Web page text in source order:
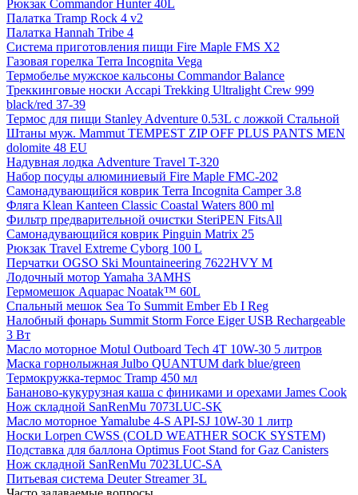
Рюкзак Commandor Hunter 40L
Палатка Tramp Rock 4 v2
Палатка Hannah Tribe 4
Система приготовления пищи Fire Maple FMS X2
Газовая горелка Terra Incognita Vega
Термобелье мужское кальсоны Commandor Balance
Треккинговые носки Accapi Trekking Ultralight Crew 999
black/red 37-39
Термос для пищи Stanley Adventure 0.53L с ложкой Стальной
Штаны муж. Mammut TEMPEST ZIP OFF PLUS PANTS MEN
dolomite 48 EU
Надувная лодка Adventure Travel T-320
Набор посуды алюминиевый Fire Maple FMC-202
Самонадувающийся коврик Terra Incognita Camper 3.8
Фляга Klean Kanteen Classic Coastal Waters 800 ml
Фильтр предварительной очистки SteriPEN FitsAll
Самонадувающийся коврик Pinguin Matrix 25
Рюкзак Travel Extreme Cyborg 100 L
Перчатки OGSO Ski Mountaineering 7622HVY M
Лодочный мотор Yamaha 3AMHS
Гермомешок Aquapac Noatak™ 60L
Спальный мешок Sea To Summit Ember Eb I Reg
Налобный фонарь Summit Storm Force Eiger USB Rechargeable
3 Вт
Масло моторное Motul Outboard Tech 4T 10W-30 5 литров
Маска горнолыжная Julbo QUANTUM dark blue/green
Термокружка-термос Tramp 450 мл
Бананово-кукурузная каша с финиками и орехами James Cook
Нож складной SanRenMu 7073LUC-SK
Масло моторное Yamalube 4-S API-SJ 10W-30 1 литр
Носки Lorpen CWSS (COLD WEATHER SOCK SYSTEM)
Подставка для баллона Optimus Foot Stand for Gaz Canisters
Нож складной SanRenMu 7023LUC-SA
Питьевая система Deuter Streamer 3L